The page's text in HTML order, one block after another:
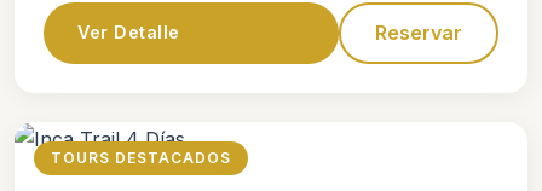
Ver Detalle Reservar
TOURS DESTACADOS